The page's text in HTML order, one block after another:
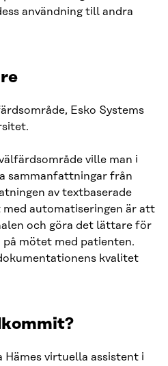
användning till andra
Esko Systems
ville man i
sammanfattningar från
av textbaserade
automatiseringen är att
och göra det lättare för
mötet med patienten.
kvalitet
virtuella assistent i